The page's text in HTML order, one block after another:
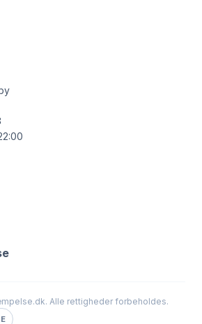
Alle rettigheder forbeholdes.